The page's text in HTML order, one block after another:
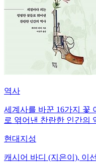
역사
세계사를 바꾼 16가지 꽃
로 엮어낸 찬란한 인간의
현대지성
캐시어 바디 (지은이), 이